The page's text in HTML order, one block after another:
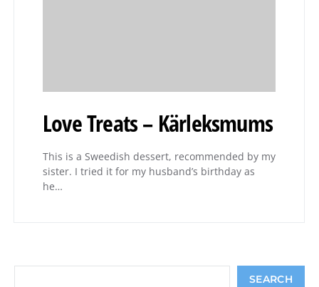
Love Treats – Kärleksmums
This is a Sweedish dessert, recommended by my
sister. I tried it for my husband’s birthday as
he…
SEARCH